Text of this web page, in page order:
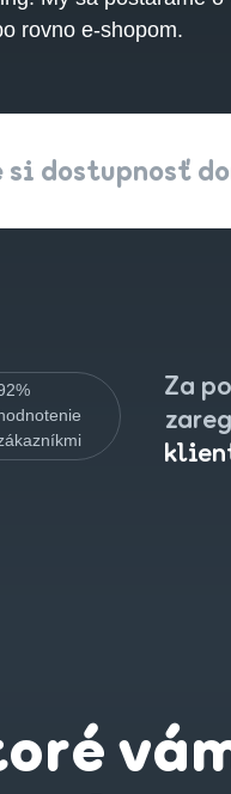
rovno e-shopom.
si dostupnosť
Za